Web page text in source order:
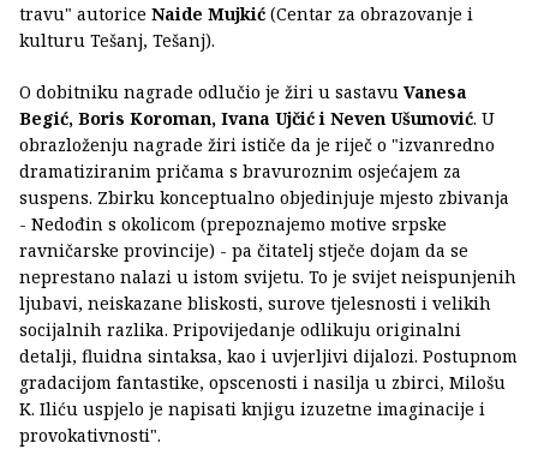
travu" autorice Naide Mujkić (Centar za obrazovanje i
kulturu Tešanj, Tešanj).
O dobitniku nagrade odlučio je žiri u sastavu Vanesa
Begić, Boris Koroman, Ivana Ujčić i Neven Ušumović. U
obrazloženju nagrade žiri ističe da je riječ o "izvanredno
dramatiziranim pričama s bravuroznim osjećajem za
suspens. Zbirku konceptualno objedinjuje mjesto zbivanja
- Nedođin s okolicom (prepoznajemo motive srpske
ravničarske provincije) - pa čitatelj stječe dojam da se
neprestano nalazi u istom svijetu. To je svijet neispunjenih
ljubavi, neiskazane bliskosti, surove tjelesnosti i velikih
socijalnih razlika. Pripovijedanje odlikuju originalni
detalji, fluidna sintaksa, kao i uvjerljivi dijalozi. Postupnom
gradacijom fantastike, opscenosti i nasilja u zbirci, Milošu
K. Iliću uspjelo je napisati knjigu izuzetne imaginacije i
provokativnosti".